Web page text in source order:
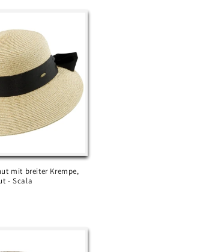
mit breiter Krempe,
- Scala